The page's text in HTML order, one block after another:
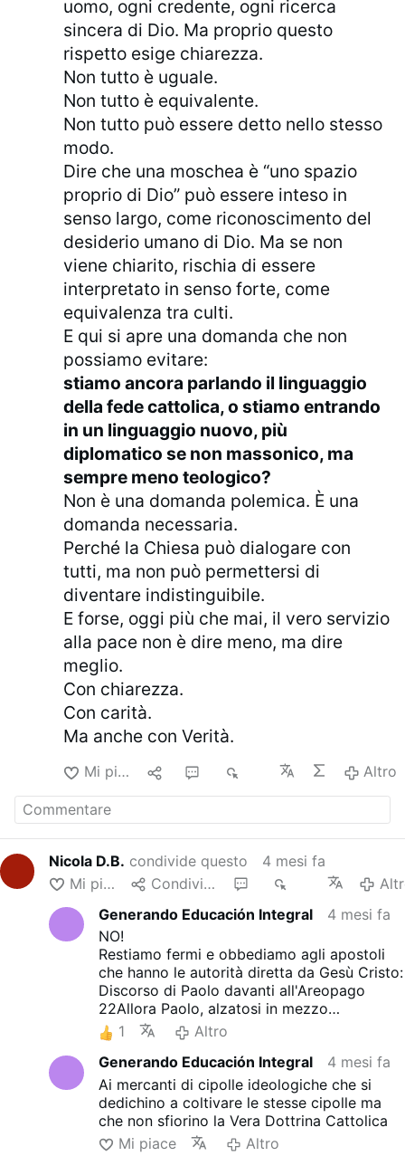
uomo, ogni credente, ogni ricerca
sincera di Dio. Ma proprio questo
rispetto esige chiarezza.
Non tutto è uguale.
Non tutto è equivalente.
Non tutto può essere detto nello stesso
modo.
Dire che una moschea è “uno spazio
proprio di Dio” può essere inteso in
senso largo, come riconoscimento del
desiderio umano di Dio. Ma se non
viene chiarito, rischia di essere
interpretato in senso forte, come
equivalenza tra culti.
E qui si apre una domanda che non
possiamo evitare:
stiamo ancora parlando il linguaggio
della fede cattolica, o stiamo entrando
in un linguaggio nuovo, più
diplomatico se non massonico, ma
sempre meno teologico?
Non è una domanda polemica. È una
domanda necessaria.
Perché la Chiesa può dialogare con
tutti, ma non può permettersi di
diventare indistinguibile.
E forse, oggi più che mai, il vero servizio
alla pace non è dire meno, ma dire
meglio.
Con chiarezza.
Con carità.
Ma anche con Verità.
Mi piace Altro
Nicola D.B. condivide questo
4 mesi fa
Mi piace
Condividere
Generando Educación Integral
4 mesi fa
NO!
Restiamo fermi e obbediamo agli apostoli
che hanno le autorità diretta da Gesù Cristo:
Discorso di Paolo davanti all'Areopago
22Allora Paolo, alzatosi in mezzo
all'Areòpago, disse:
«Cittadini ateniesi, vedo che in tutto siete
molto timorati degli dei. 23Passando infatti
e osservando i monumenti del vostro culto,
ho trovato anche un'ara con l'iscrizione: Al
Dio ignoto. Quello che voi adorate senza
conoscere, io ve lo annunzio. 24Il Dio che
1
Altro
Generando Educación Integral
4 mesi fa
Ai mercanti di cipolle ideologiche che si
dedichino a coltivare le stesse cipolle ma
che non sfiorino la Vera Dottrina Cattolica
Mi piace
Altro